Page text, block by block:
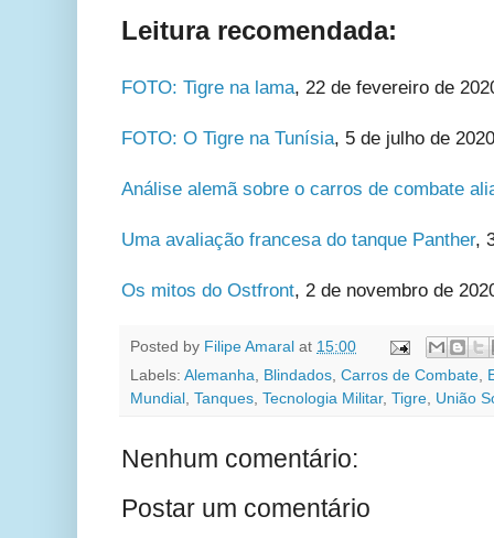
Leitura recomendada:
FOTO: Tigre na lama, 22 de fevereiro de
FOTO: O Tigre na Tunísia, 5 de julho de
Análise alemã sobre o carros de combate
Uma avaliação francesa do tanque Panther,
Os mitos do Ostfront, 2 de novembro de
Posted by Filipe Amaral at 15:00
Labels: Alemanha, Blindados, Carros de Combate,
Mundial , Tanques, Tecnologia Militar, Tigre, União
Nenhum comentário:
Postar um comentário